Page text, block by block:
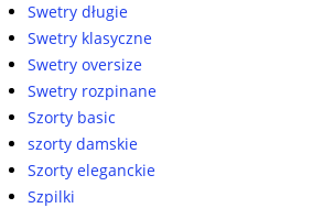
Swetry długie
Swetry klasyczne
Swetry oversize
Swetry rozpinane
Szorty basic
szorty damskie
Szorty eleganckie
Szpilki